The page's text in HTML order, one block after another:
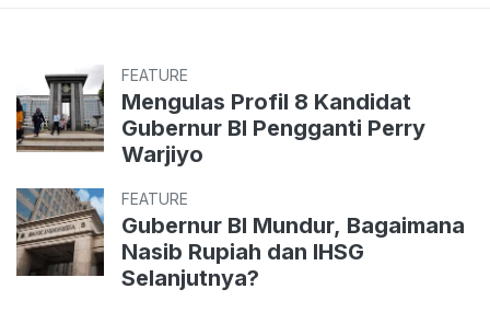
FEATURE
Mengulas Profil 8 Kandidat
Gubernur BI Pengganti Perry
Warjiyo
FEATURE
Gubernur BI Mundur, Bagaimana
Nasib Rupiah dan IHSG
Selanjutnya?